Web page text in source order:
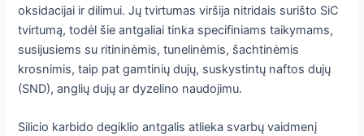
oksidacijai ir dilimui. Jų tvirtumas viršija nitridais surišto SiC
tvirtumą, todėl šie antgaliai tinka specifiniams taikymams,
susijusiems su ritininėmis, tunelinėmis, šachtinėmis
krosnimis, taip pat gamtinių dujų, suskystintų naftos dujų
(SND), anglių dujų ar dyzelino naudojimu.
Silicio karbido degiklio antgalis atlieka svarbų vaidmenį